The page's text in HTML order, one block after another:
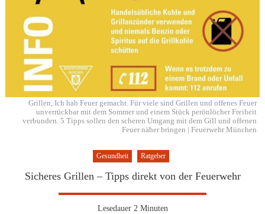
Grillen, Ich hab Feuer gemacht. Für viele sind Grillen und offenes Feuer
unverrückbar mit dem Sommer und einem Stück perönlöcher Freiheit
verbunden. 5 Tipps sollen den scheren Umgang mit dem Gill und offenen
Feuer näher bringen | Feuerwehr München
Gesundheit Ratgeber
Sicheres Grillen – Tipps direkt von der Feuerwehr
Lesedauer 2 Minuten